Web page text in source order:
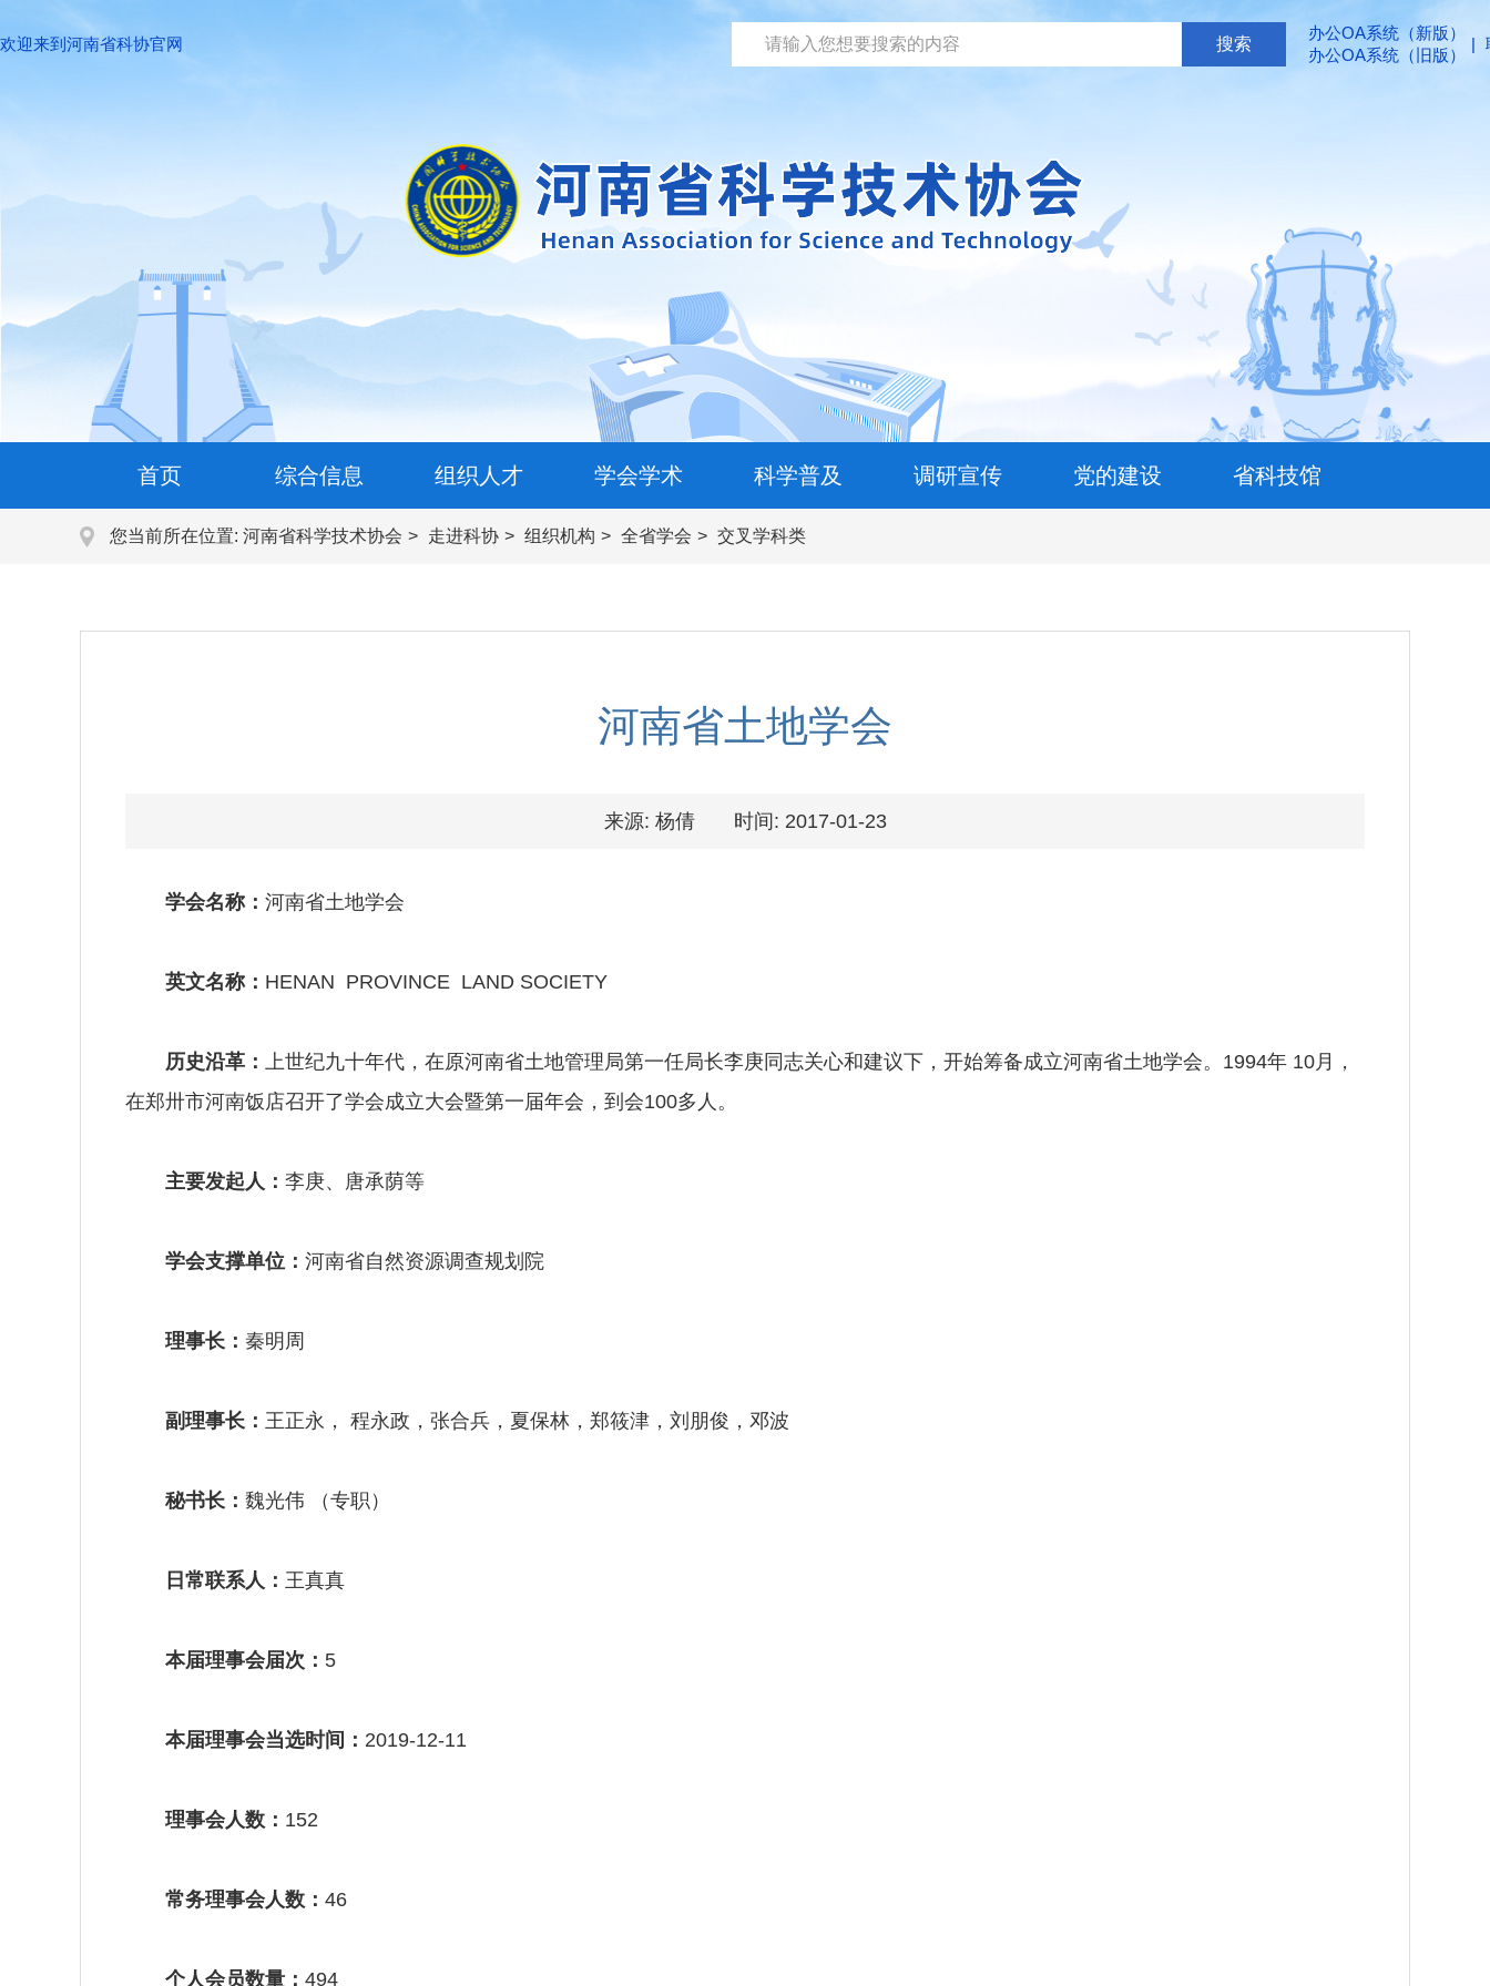
欢迎来到河南省科协官网
办公OA系统（新版）
办公OA系统（旧版）
|
首页 综合信息 组织人才 学会学术 科学普及 调研宣传 党的建设 省科技馆
您当前所在位置: 河南省科学技术协会 走进科协 组织机构 全省学会 交叉学科类
河南省土地学会
来源: 杨倩 时间: 2017-01-23
学会名称： 河南省土地学会
英文名称： HENAN PROVINCE LAND SOCIETY
历史沿革： 上世纪九十年代，在原河南省土地管理局第一任局长李庚同志关心和建议下，开始筹备成立河南省土地学会。1994年 10月，
在郑卅市河南饭店召开了学会成立大会暨第一届年会，到会100多人。
主要发起人： 李庚、唐承荫等
学会支撑单位： 河南省自然资源调查规划院
理事长： 秦明周
副理事长： 王正永， 程永政，张合兵，夏保林，郑筱津，刘朋俊，邓波
秘书长： 魏光伟 （专职）
日常联系人： 王真真
本届理事会届次： 5
本届理事会当选时间： 2019-12-11
理事会人数： 152
常务理事会人数： 46
个人会员数量： 494